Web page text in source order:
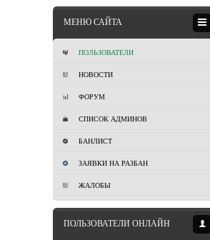
МЕНЮ САЙТА
ПОЛЬЗОВАТЕЛИ
НОВОСТИ
ФОРУМ
СПИСОК АДМИНОВ
БАНЛИСТ
ЗАЯВКИ НА РАЗБАН
ЖАЛОБЫ
ПОЛЬЗОВАТЕЛИ ОНЛАЙН